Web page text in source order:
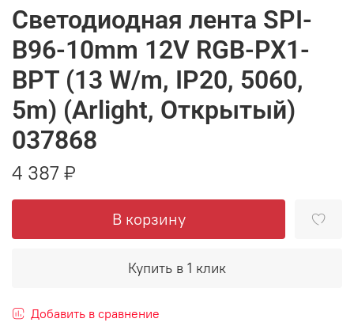
Светодиодная лента SPI-
B96-10mm 12V RGB-PX1-
BPT (13 W/m, IP20, 5060,
5m) (Arlight, Открытый)
037868
4 387 ₽
В корзину
Купить в 1 клик
Добавить в сравнение